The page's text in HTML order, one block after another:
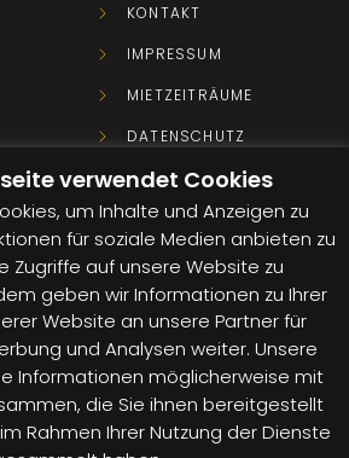
KONTAKT
IMPRESSUM
MIETZEITRÄUME
DATENSCHUTZ
MIETBEDINGUNGEN AGB
GEBRAUCHTGERÄTE
90
verwendet Cookies
um Inhalte und Anzeigen zu
für soziale Medien anbieten zu
Zugriffe auf unsere Website zu
geben wir Informationen zu Ihrer
Website an unsere Partner für
und Analysen weiter. Unsere
Informationen möglicherweise mit
die Sie ihnen bereitgestellt
Rahmen Ihrer Nutzung der Dienste